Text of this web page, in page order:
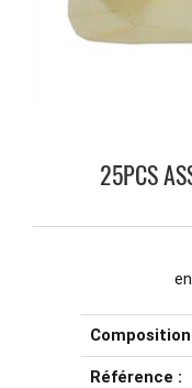
25PCS
Référence :